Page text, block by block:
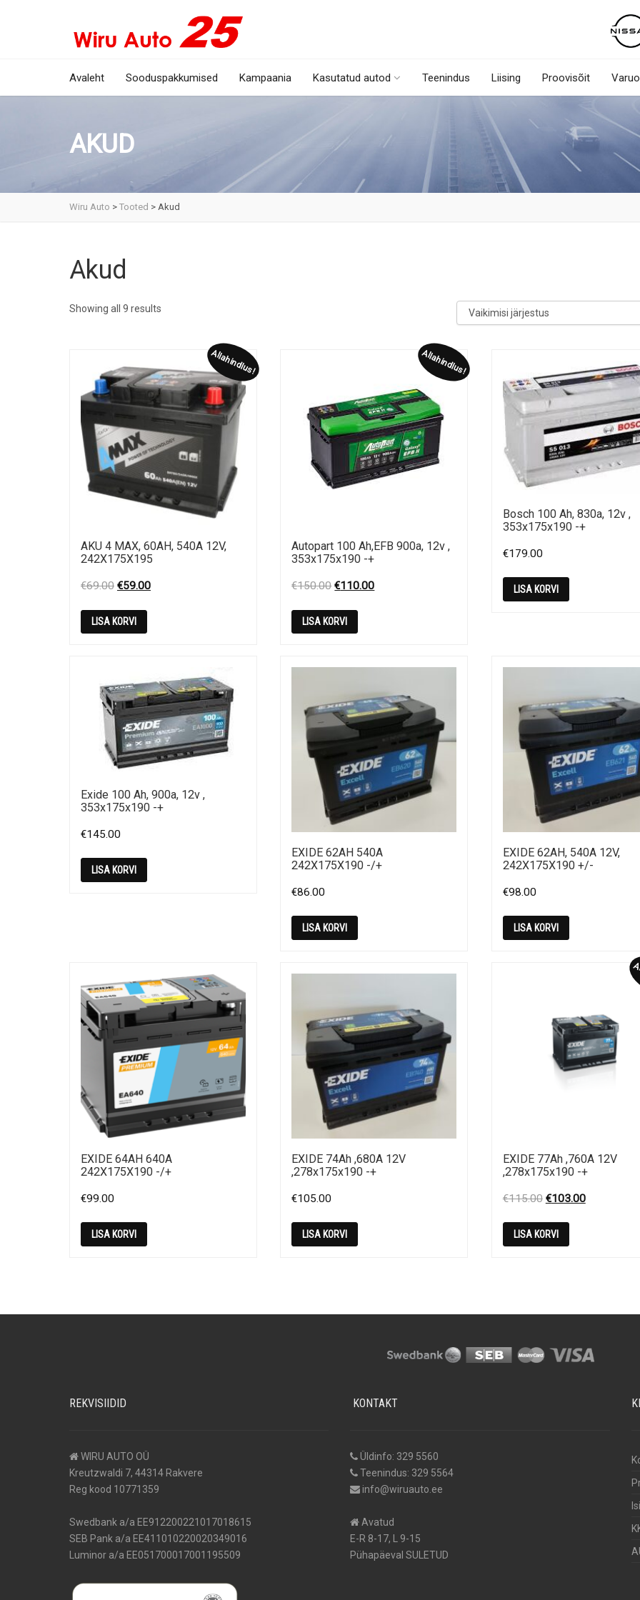
Avaleht Sooduspakkumised Kampaania Kasutatud autod Teenindus Liising Proovisõit
AKUD
Wiru Auto > Tooted > Akud
Akud
Showing all 9 results
Allahindlus!
AKU 4 MAX, 60AH, 540A 12V,
242X175X195
€69.00 Original
was:
€69.00.
€59.00Current
LISA KORVI
Allahindlus!
Autopart 100 Ah,EFB 900a, 12v ,
353x175x190 -+
€150.00 Original
was:
€150.00.
€110.00Current
LISA KORVI
Bosch 100 Ah, 830a, 12v ,
353x175x190 -+
€179.00
LISA KORVI
Exide 100 Ah, 900a, 12v ,
353x175x190 -+
€145.00
LISA KORVI
EXIDE 62AH 540A
242X175X190 -/+
€86.00
LISA KORVI
EXIDE 62AH, 540A 12V,
242X175X190 +/-
€98.00
LISA KORVI
EXIDE 64AH 640A
242X175X190 -/+
€99.00
LISA KORVI
EXIDE 74Ah ,680A 12V
,278x175x190 -+
€105.00
LISA KORVI
EXIDE 77Ah ,760A 12V
,278x175x190 -+
€115.00 Original
was:
€115.00.
€103.00Current
LISA KORVI
REKVISIIDID
WIRU AUTO OÜ
Kreutzwaldi 7, 44314 Rakvere
Reg kood 10771359
Swedbank a/a EE912200221017018615
SEB Pank a/a EE411010220020349016
Luminor a/a EE051700017001195509
KONTAKT
Üldinfo: 329 5560
Teenindus: 329 5564
info@wiruauto.ee
Avatud
E-R 8-17, L 9-15
Pühapäeval SULETUD